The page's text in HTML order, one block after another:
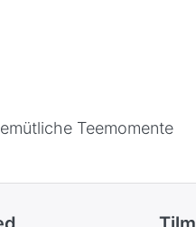
Teemomente